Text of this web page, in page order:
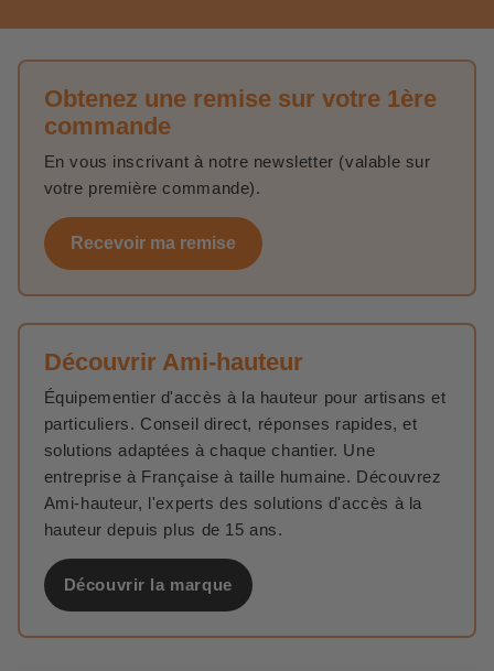
Obtenez une remise sur votre 1ère
commande
En vous inscrivant à notre newsletter (valable sur
votre première commande).
Recevoir ma remise
Découvrir Ami-hauteur
Équipementier d'accès à la hauteur pour artisans et
particuliers. Conseil direct, réponses rapides, et
solutions adaptées à chaque chantier. Une
entreprise à Française à taille humaine. Découvrez
Ami-hauteur, l'experts des solutions d'accès à la
hauteur depuis plus de 15 ans.
Découvrir la marque